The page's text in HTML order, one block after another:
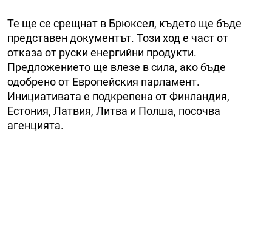
Те ще се срещнат в Брюксел, където ще бъде
представен документът. Този ход е част от
отказа от руски енергийни продукти.
Предложението ще влезе в сила, ако бъде
одобрено от Европейския парламент.
Инициативата е подкрепена от Финландия,
Естония, Латвия, Литва и Полша, посочва
агенцията.